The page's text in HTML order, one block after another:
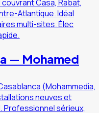
Casa, Rabat,
Atlantique. Idéal
multi-sites. Élec
— Mohamed
(Mohammedia,
neuves et
Professionnel sérieux,